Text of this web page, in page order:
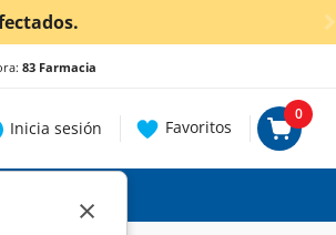
83 Farmacia
×
Inicia sesión Favoritos
0